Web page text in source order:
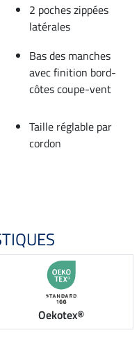
2 poches zippées
latérales
Bas des manches
avec finition bord-
côtes coupe-vent
Taille réglable par
cordon
Oekotex®